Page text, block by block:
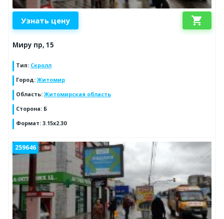
Узнать цену shopping_cart
Миру пр, 15
Тип: Скролл
Город: Житомир
Область: Житомирская область
Сторона: Б
Формат: 3.15x2.30
259646